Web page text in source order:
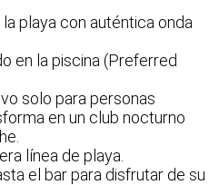
la playa con auténtica onda
en la piscina (Preferred
solo para personas
en un club nocturno
línea de playa.
el bar para disfrutar de su